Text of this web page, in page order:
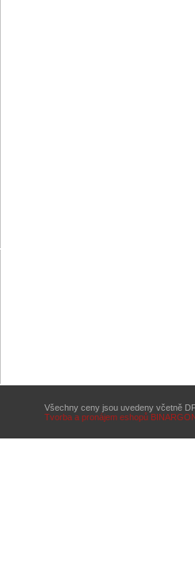
Všechny ceny jsou uvedeny včetně
Tvorba a pronájem eshopů